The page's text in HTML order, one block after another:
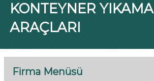
KONTEYNER YIKAMA
ARAÇLARI
Firma Menüsü